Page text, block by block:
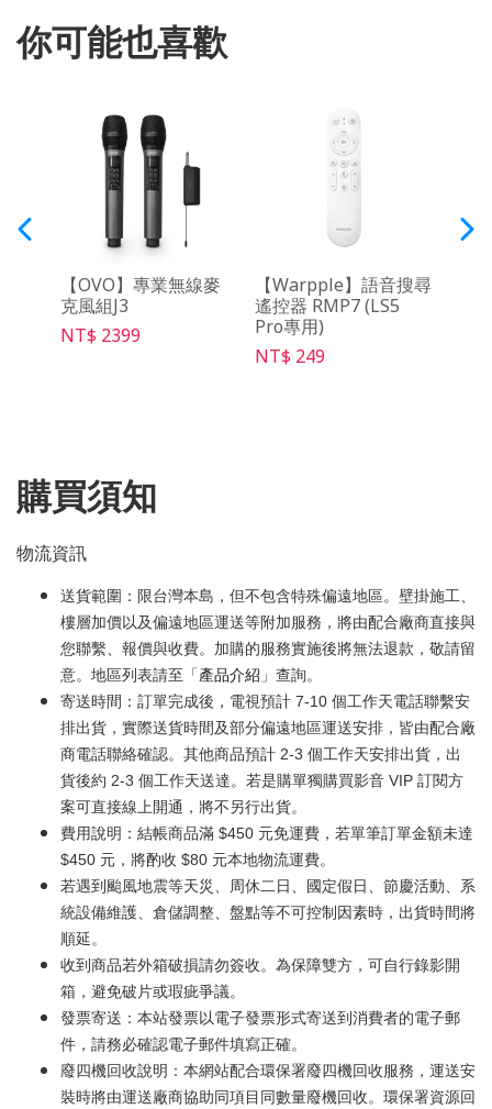
你可能也喜歡
【OVO】專業無線麥
克風組J3
NT$ 2399
【Warpple】語音搜尋
遙控器 RMP7 (LS5
Pro專用)
NT$ 249
購買須知
物流資訊
送貨範圍：限台灣本島，但不包含特殊偏遠地區。壁掛施工、
樓層加價以及偏遠地區運送等附加服務，將由配合廠商直接與
您聯繫、報價與收費。加購的服務實施後將無法退款，敬請留
意。地區列表請至「產品介紹 」查詢。
寄送時間：訂單完成後，電視預計 7-10 個工作天電話聯繫安
排出貨，實際送貨時間及部分偏遠地區運送安排，皆由配合廠
商電話聯絡確認。其他商品預計 2-3 個工作天安排出貨，出
貨後約 2-3 個工作天送達。若是購單獨購買影音 VIP 訂閱方
案可直接線上開通，將不另行出貨。
費用說明：結帳商品滿 $450 元免運費，若單筆訂單金額未達
$450 元，將酌收 $80 元本地物流運費。
若遇到颱風地震等天災、周休二日、國定假日、節慶活動、系
統設備維護、倉儲調整、盤點等不可控制因素時，出貨時間將
順延。
收到商品若外箱破損請勿簽收。為保障雙方，可自行錄影開
箱，避免破片或瑕疵爭議。
發票寄送：本站發票以電子發票形式寄送到消費者的電子郵
件，請務必確認電子郵件填寫正確。
廢四機回收說明：本網站配合環保署廢四機回收服務，運送安
裝時將由運送廠商協助同項目同數量廢機回收。環保署資源回